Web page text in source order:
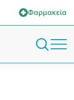
Φαρμακεία